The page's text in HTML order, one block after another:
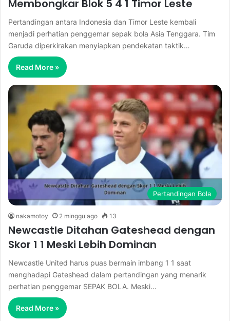
Membongkar Blok 5 4 1 Timor Leste
Pertandingan antara Indonesia dan Timor Leste kembali
menjadi perhatian penggemar sepak bola Asia Tenggara. Tim
Garuda diperkirakan menyiapkan pendekatan taktik…
Read More »
Pertandingan Bola
nakamotoy 2 minggu ago 13
Newcastle Ditahan Gateshead dengan
Skor 1 1 Meski Lebih Dominan
Newcastle United harus puas bermain imbang 1 1 saat
menghadapi Gateshead dalam pertandingan yang menarik
perhatian penggemar SEPAK BOLA. Meski…
Read More »